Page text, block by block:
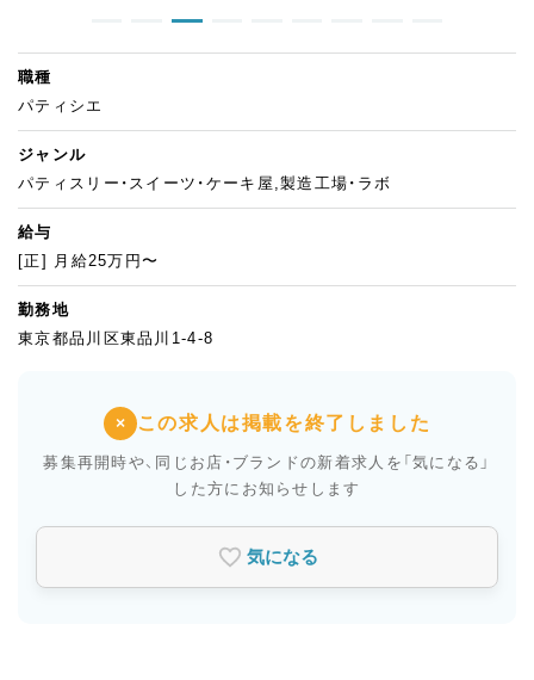
職種
パティシエ
ジャンル
パティスリー・スイーツ・ケーキ屋,製造工場・ラボ
給与
[正] 月給25万円〜
勤務地
東京都品川区東品川1-4-8
× この求人は掲載を終了しました
募集再開時や、同じお店・ブランドの新着求人を 「気になる」
した方にお知らせします
気になる